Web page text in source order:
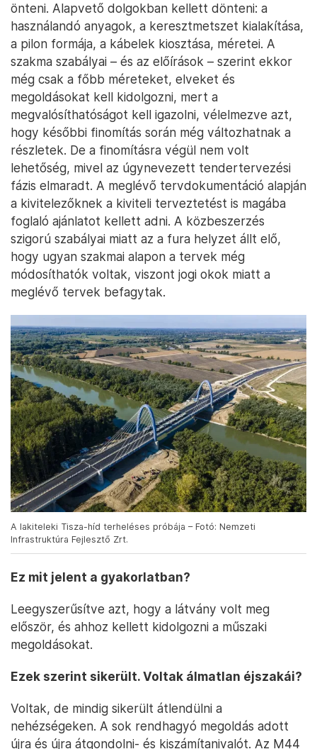
önteni. Alapvető dolgokban kellett dönteni: a
használandó anyagok, a keresztmetszet kialakítása,
a pilon formája, a kábelek kiosztása, méretei. A
szakma szabályai – és az előírások – szerint ekkor
még csak a főbb méreteket, elveket és
megoldásokat kell kidolgozni, mert a
megvalósíthatóságot kell igazolni, vélelmezve azt,
hogy későbbi finomítás során még változhatnak a
részletek. De a finomításra végül nem volt
lehetőség, mivel az úgynevezett tendertervezési
fázis elmaradt. A meglévő tervdokumentáció alapján
a kivitelezőknek a kiviteli terveztetést is magába
foglaló ajánlatot kellett adni. A közbeszerzés
szigorú szabályai miatt az a fura helyzet állt elő,
hogy ugyan szakmai alapon a tervek még
módosíthatók voltak, viszont jogi okok miatt a
meglévő tervek befagytak.
A lakiteleki Tisza-híd terheléses próbája – Fotó: Nemzeti
Infrastruktúra Fejlesztő Zrt.
Ez mit jelent a gyakorlatban?
Leegyszerűsítve azt, hogy a látvány volt meg
először, és ahhoz kellett kidolgozni a műszaki
megoldásokat.
Ezek szerint sikerült. Voltak álmatlan éjszakái?
Voltak, de mindig sikerült átlendülni a
nehézségeken. A sok rendhagyó megoldás adott
újra és újra átgondolni- és kiszámítanivalót. Az M44